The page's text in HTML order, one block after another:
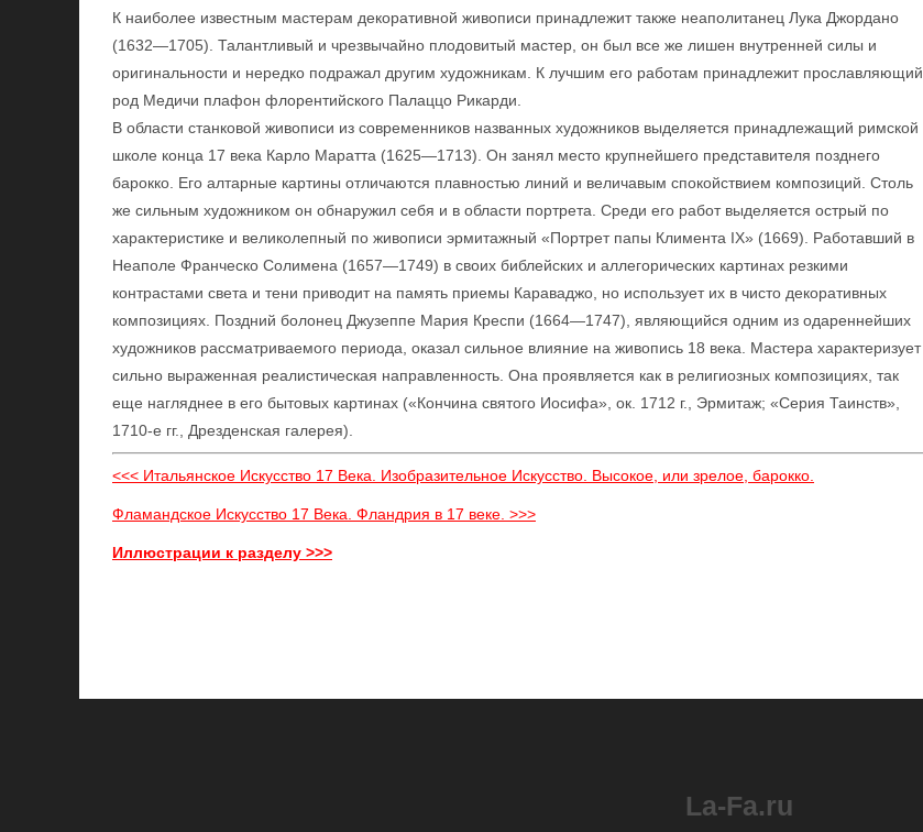
К наиболее известным мастерам декоративной живописи принадлежит также неаполитанец Лука Джордано
(1632—1705). Талантливый и чрезвычайно плодовитый мастер, он был все же лишен внутренней силы и
оригинальности и нередко подражал другим художникам. К лучшим его работам принадлежит прославляющий
род Медичи плафон флорентийского Палаццо Рикарди.
В области станковой живописи из современников названных художников выделяется принадлежащий римской
школе конца 17 века Карло Маратта (1625—1713). Он занял место крупнейшего представителя позднего
барокко. Его алтарные картины отличаются плавностью линий и величавым спокойствием композиций. Столь
же сильным художником он обнаружил себя и в области портрета. Среди его работ выделяется острый по
характеристике и великолепный по живописи эрмитажный «Портрет папы Климента IX» (1669). Работавший в
Неаполе Франческо Солимена (1657—1749) в своих библейских и аллегорических картинах резкими
контрастами света и тени приводит на память приемы Караваджо, но использует их в чисто декоративных
композициях. Поздний болонец Джузеппе Мария Креспи (1664—1747), являющийся одним из одареннейших
художников рассматриваемого периода, оказал сильное влияние на живопись 18 века. Мастера характеризует
сильно выраженная реалистическая направленность. Она проявляется как в религиозных композициях, так
еще нагляднее в его бытовых картинах («Кончина святого Иосифа», ок. 1712 г., Эрмитаж; «Серия Таинств»,
1710-е гг., Дрезденская галерея).
<<< Итальянское Искусство 17 Века. Изобразительное Искусство. Высокое, или зрелое, барокко.
Фламандское Искусство 17 Века. Фландрия в 17 веке. >>>
Иллюстрации к разделу >>>
La-Fa.ru